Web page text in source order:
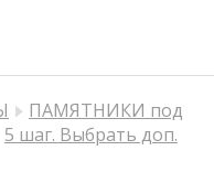
ПАМЯТНИКИ под
5 шаг. Выбрать доп.